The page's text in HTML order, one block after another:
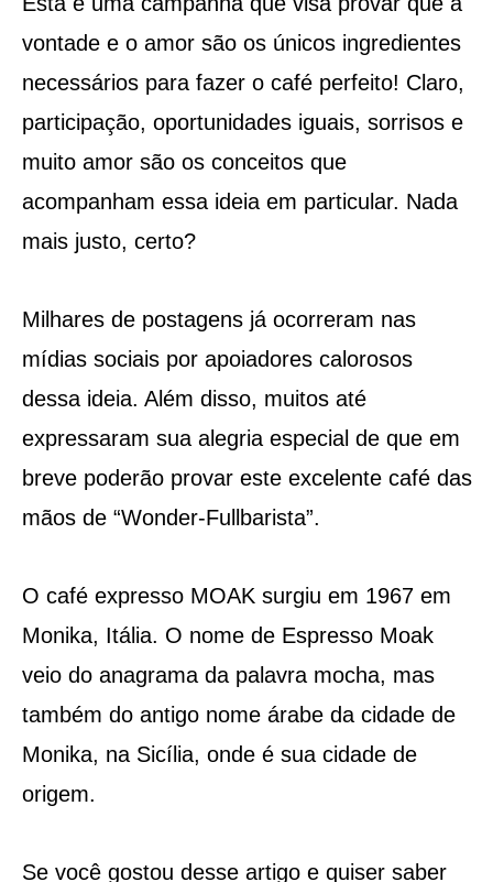
vontade e o amor são os únicos ingredientes
necessários para fazer o café perfeito! Claro,
participação, oportunidades iguais, sorrisos e
muito amor são os conceitos que
acompanham essa ideia em particular. Nada
mais justo, certo?
Milhares de postagens já ocorreram nas
mídias sociais por apoiadores calorosos
dessa ideia. Além disso, muitos até
expressaram sua alegria especial de que em
breve poderão provar este excelente café das
mãos de “Wonder-Fullbarista”.
O café expresso MOAK surgiu em 1967 em
Monika, Itália. O nome de Espresso Moak
veio do anagrama da palavra mocha, mas
também do antigo nome árabe da cidade de
Monika, na Sicília, onde é sua cidade de
origem.
Se você gostou desse artigo e quiser saber